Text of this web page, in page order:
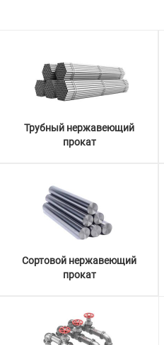
Трубный нержавеющий
прокат
Сортовой нержавеющий
прокат